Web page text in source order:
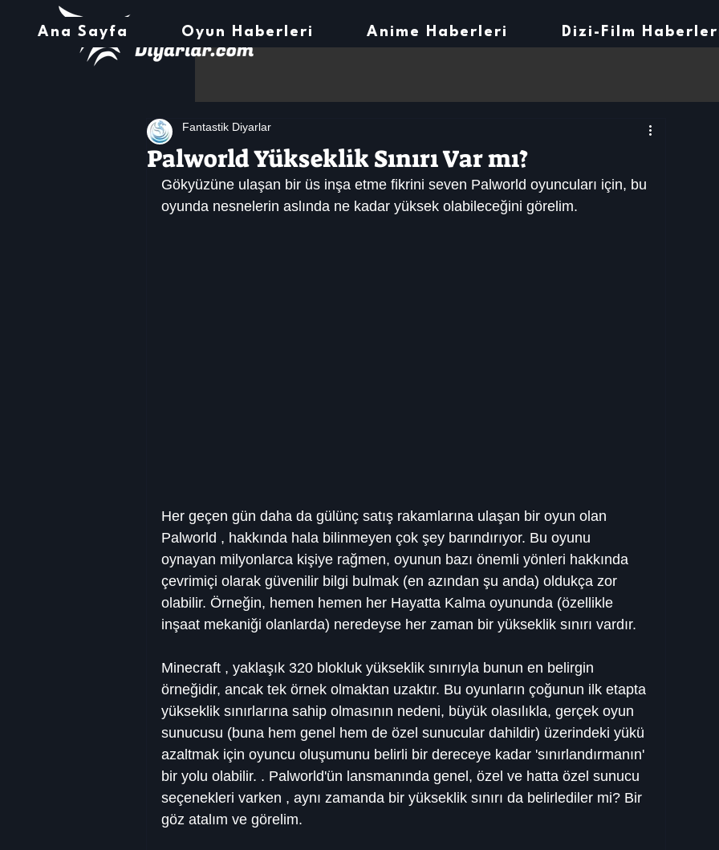
Ana Sayfa Oyun Haberleri Anime Haberleri Dizi-Film
Palworld Yükseklik Sınırı Var mı?
Fantastik Diyarlar
Gökyüzüne ulaşan bir üs inşa etme fikrini seven Palworld oyuncuları için, bu
oyunda nesnelerin aslında ne kadar yüksek olabileceğini görelim.
Her geçen gün daha da gülünç satış rakamlarına ulaşan bir oyun olan
Palworld , hakkında hala bilinmeyen çok şey barındırıyor. Bu oyunu
oynayan milyonlarca kişiye rağmen, oyunun bazı önemli yönleri hakkında
çevrimiçi olarak güvenilir bilgi bulmak (en azından şu anda) oldukça zor
olabilir. Örneğin, hemen hemen her Hayatta Kalma oyununda (özellikle
inşaat mekaniği olanlarda) neredeyse her zaman bir yükseklik sınırı vardır.
Minecraft , yaklaşık 320 blokluk yükseklik sınırıyla bunun en belirgin
örneğidir, ancak tek örnek olmaktan uzaktır. Bu oyunların çoğunun ilk etapta
yükseklik sınırlarına sahip olmasının nedeni, büyük olasılıkla, gerçek oyun
sunucusu (buna hem genel hem de özel sunucular dahildir) üzerindeki yükü
azaltmak için oyuncu oluşumunu belirli bir dereceye kadar 'sınırlandırmanın'
bir yolu olabilir. . Palworld'ün lansmanında genel, özel ve hatta özel sunucu
seçenekleri varken , aynı zamanda bir yükseklik sınırı da belirlediler mi? Bir
göz atalım ve görelim.